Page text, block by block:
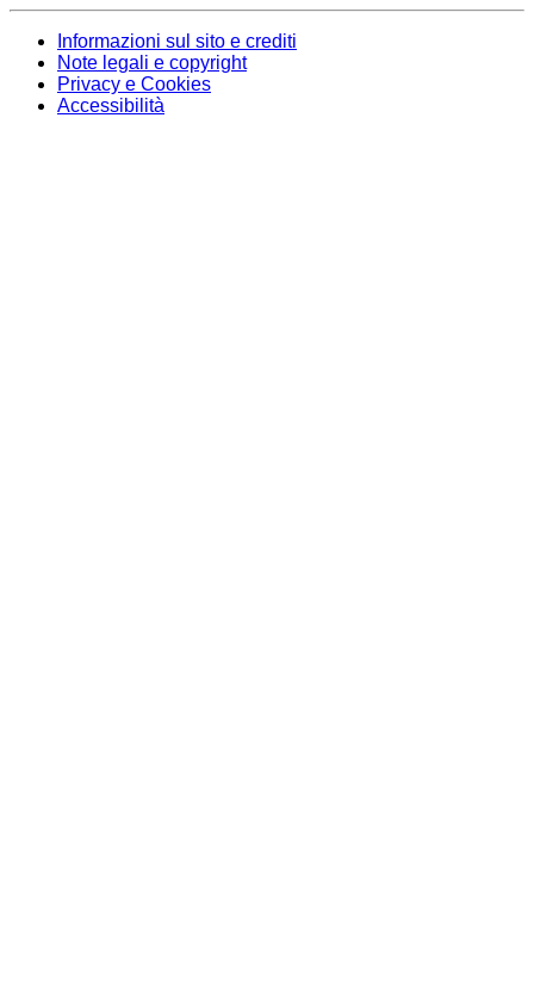
Informazioni sul sito e crediti
Note legali e copyright
Privacy e Cookies
Accessibilità